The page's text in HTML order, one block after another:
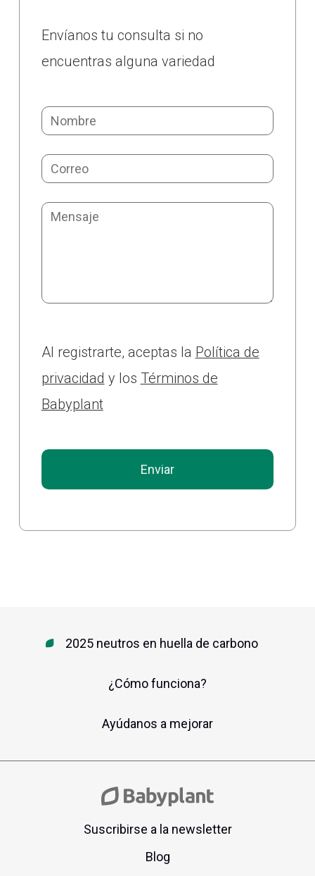
Envíanos tu consulta si no
encuentras alguna variedad
Al registrarte, aceptas la Política de
privacidad y los Términos de
Babyplant
2025 neutros en huella de carbono
¿Cómo funciona?
Ayúdanos a mejorar
Suscribirse a la newsletter
Blog